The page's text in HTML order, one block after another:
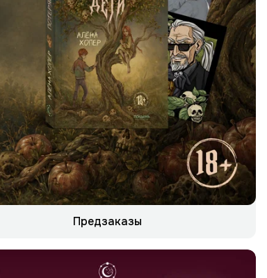
Предзаказы